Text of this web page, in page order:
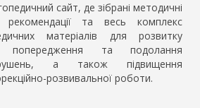
сайт, де зібрані методичні
рекомендації та весь комплекс
матеріалів для розвитку
попередження та подолання
а також підвищення
розвивальної роботи.